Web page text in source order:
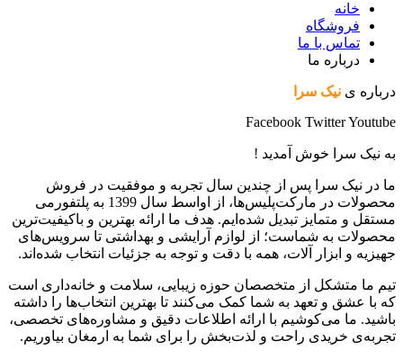
خانه
فروشگاه
تماس با ما
درباره ما
درباره ی نیک سرا
Facebook TwitterYoutube
به نیک سرا خوش آمدید !
ما در نیک سرا پس از چندین سال تجربه و موفقیت در فروش
محصولات در مارکت‌پلیس‌ها، از اواسط سال 1399 به پلتفورمی
مستقل و متمایز تبدیل شده‌ایم. هدف ما ارائه بهترین و باکیفیت‌ترین
محصولات به شماست؛ از لوازم آرایشی و بهداشتی تا سرویس‌های
جهیزیه و ابزار آلات، همه با دقت و توجه به جزئیات انتخاب شده‌اند.
تیم ما متشکل از متخصصان حوزه زیبایی، سلامت و خانه‌داری است
که با عشق و تعهد به شما کمک می‌کنند تا بهترین انتخاب‌ها را داشته
باشید. ما می‌کوشیم با ارائه اطلاعات دقیق و مشاوره‌های تخصصی،
تجربه‌ی خریدی راحت و لذت‌بخش را برای شما به ارمغان بیاوریم.